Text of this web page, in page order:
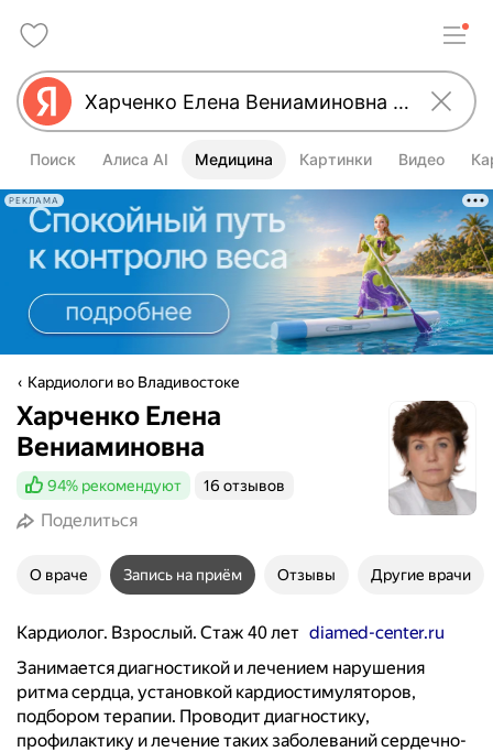
Поиск Алиса AI Медицина Картинки Видео
РЕКЛАМА
Кардиологи во Владивостоке
Харченко Елена
Вениаминовна
94% рекомендуют 16 отзывов
Поделиться
О враче Запись на приём Отзывы Другие врачи
Кардиолог. Взрослый. Стаж 40 лет diamed-center.ru
Занимается диагностикой и лечением нарушения
ритма сердца, установкой кардиостимуляторов,
подбором терапии. Проводит диагностику,
профилактику и лечение таких заболеваний сердечно-